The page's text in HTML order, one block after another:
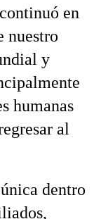
en
nuestro
y
humanas
al
dentro